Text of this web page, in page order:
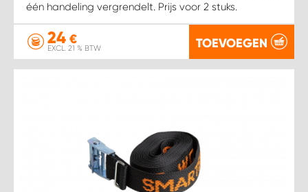
één handeling vergrendelt. Prijs voor 2 stuks.
24 €
EXCL. 21 % BTW TOEVOEGEN
WORK SYSTEM NIEUWEGEIN
WORK SYSTEM REEUWIJK
WORK SYSTEM RIDDERKERK